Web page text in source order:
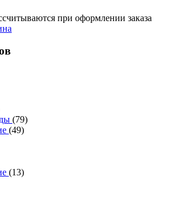
при оформлении заказа
(79)
(49)
(13)